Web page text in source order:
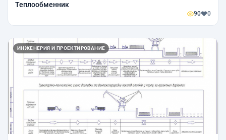
Теплообменник
90 0
ИНЖЕНЕРИЯ И ПРОЕКТИРОВАНИЕ